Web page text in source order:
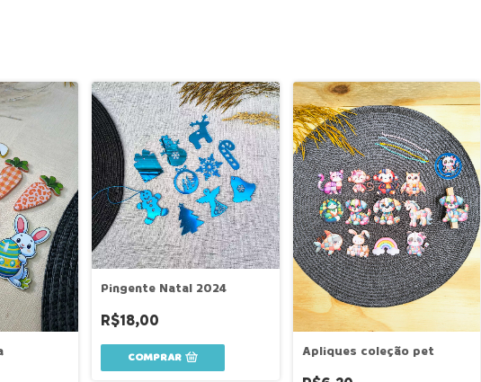
Pingente Natal 2024
R$18,00
COMPRAR Apliques coleção pet